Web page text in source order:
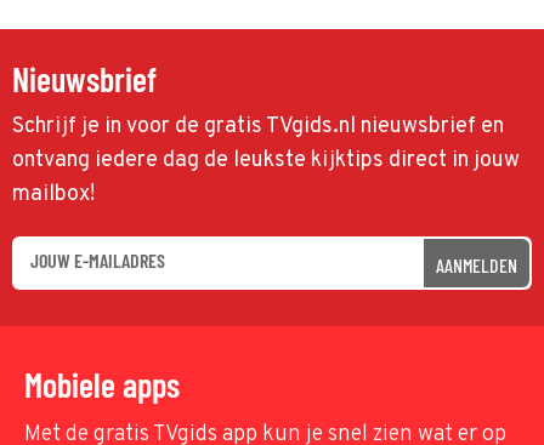
Nieuwsbrief
Schrijf je in voor de gratis TVgids.nl nieuwsbrief en
ontvang iedere dag de leukste kijktips direct in jouw
mailbox!
AANMELDEN
Mobiele apps
Met de gratis TVgids app kun je snel zien wat er op